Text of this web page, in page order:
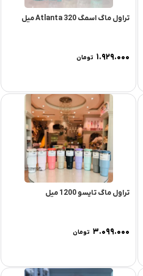
تراول ماگ اسمگ Atlanta 320 میل
۱.۹۲۹.۰۰۰ تومان
تراول ماگ تایسو 1200 میل
۳.۰۹۹.۰۰۰ تومان